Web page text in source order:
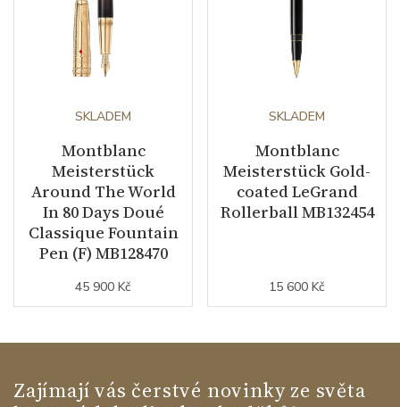
SKLADEM
Montblanc
Meisterstück
Around The World
In 80 Days Doué
Classique Fountain
Pen (F) MB128470
45 900 Kč
SKLADEM
Montblanc
Meisterstück Gold-
coated LeGrand
Rollerball MB132454
15 600 Kč
Zajímají vás čerstvé novinky ze světa